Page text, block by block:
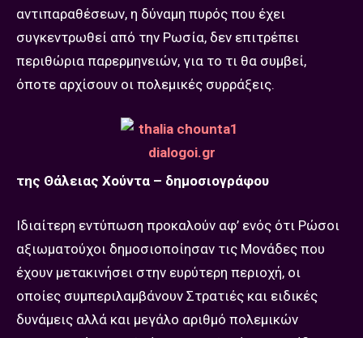
αντιπαραθέσεων, η δύναμη πυρός που έχει
συγκεντρωθεί από την Ρωσία, δεν επιτρέπει
περιθώρια παρερμηνειών, για το τι θα συμβεί,
όποτε αρχίσουν οι πολεμικές συρράξεις.
της Θάλειας Χούντα – δημοσιογράφου
Ιδιαίτερη εντύπωση προκαλούν αφ’ ενός ότι Ρώσοι
αξιωματούχοι δημοσιοποίησαν τις Μονάδες που
έχουν μετακινήσει στην ευρύτερη περιοχή, οι
οποίες συμπεριλαμβάνουν Στρατιές και ειδικές
δυνάμεις αλλά και μεγάλο αριθμό πολεμικών